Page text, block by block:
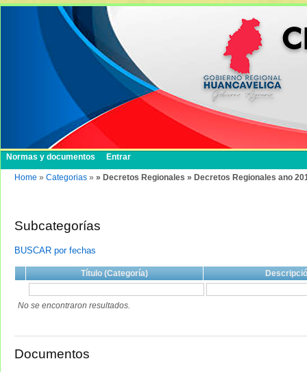
Normas y documentos Entrar
Home » Categorias » » Decretos Regionales » Decretos Regionales ano
Subcategorías
BUSCAR por fechas
Título (Categoría)
No se encontraron resultados.
Documentos